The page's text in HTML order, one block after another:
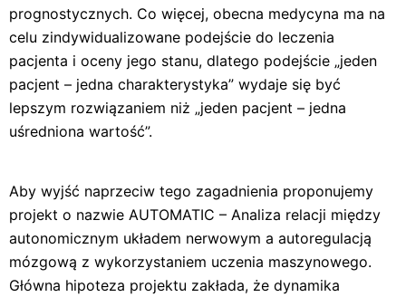
prognostycznych. Co więcej, obecna medycyna ma na
celu zindywidualizowane podejście do leczenia
pacjenta i oceny jego stanu, dlatego podejście „jeden
pacjent – jedna charakterystyka” wydaje się być
lepszym rozwiązaniem niż „jeden pacjent – jedna
uśredniona wartość”.
Aby wyjść naprzeciw tego zagadnienia proponujemy
projekt o nazwie AUTOMATIC – Analiza relacji między
autonomicznym układem nerwowym a autoregulacją
mózgową z wykorzystaniem uczenia maszynowego.
Główna hipoteza projektu zakłada, że dynamika